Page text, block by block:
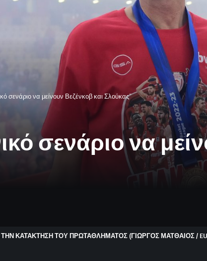
σενάριο να μείνουν Βεζένκοβ και Σλούκας”
σενάριο να
ΤΗΝ ΚΑΤΑΚΤΗΣΗ ΤΟΥ ΠΡΩΤΑΘΛΗΜΑΤΟΣ (ΓΙΩΡΓΟΣ ΜΑΤΘΑΙΟΣ /